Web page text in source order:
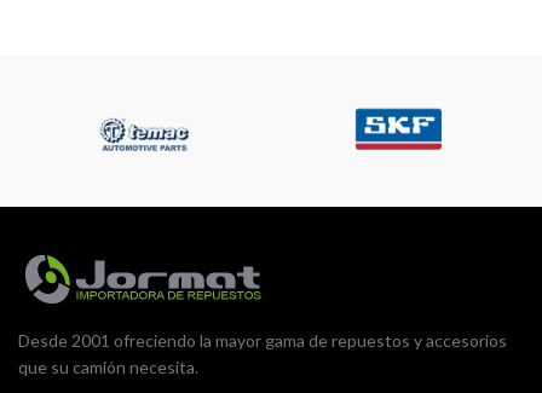
Desde 2001 ofreciendo la mayor gama de repuestos y accesorios
que su camión necesita.